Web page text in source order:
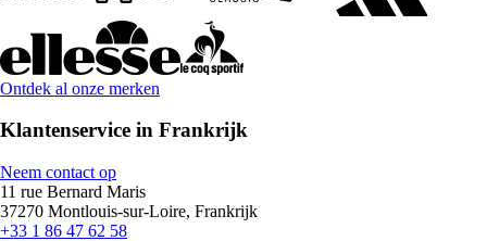
Ontdek al onze merken
Klantenservice in Frankrijk
Neem contact op
11 rue Bernard Maris
37270 Montlouis-sur-Loire, Frankrijk
+33 1 86 47 62 58